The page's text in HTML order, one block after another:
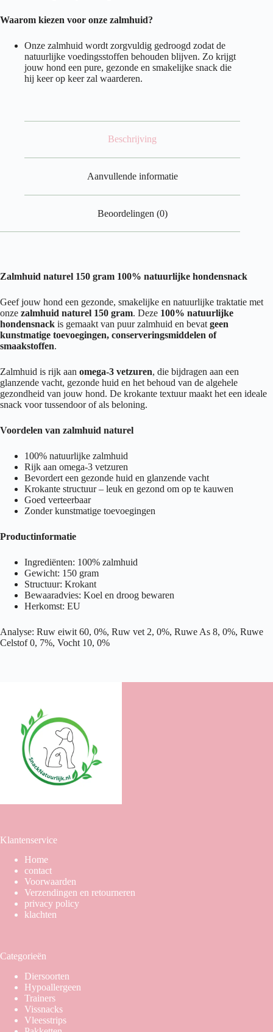
Waarom kiezen voor onze zalmhuid?
Onze zalmhuid wordt zorgvuldig gedroogd zodat de
natuurlijke voedingsstoffen behouden blijven. Zo krijgt
jouw hond een pure, gezonde en smakelijke snack die
hij keer op keer zal waarderen.
Beschrijving
Aanvullende informatie
Beoordelingen (0)
Zalmhuid naturel 150 gram 100% natuurlijke hondensnack
Geef jouw hond een gezonde, smakelijke en natuurlijke traktatie met
onze zalmhuid naturel 150 gram. Deze 100% natuurlijke
hondensnack is gemaakt van puur zalmhuid en bevatgeen
kunstmatige toevoegingen, conserveringsmiddelen of
smaakstoffen.
Zalmhuid is rijk aan omega-3 vetzuren, die bijdragen aan een
glanzende vacht, gezonde huid en het behoud van de algehele
gezondheid van jouw hond. De krokante textuur maakt het een ideale
snack voor tussendoor of als beloning.
Voordelen van zalmhuid naturel
100% natuurlijke zalmhuid
Rijk aan omega-3 vetzuren
Bevordert een gezonde huid en glanzende vacht
Krokante structuur – leuk en gezond om op te kauwen
Goed verteerbaar
Zonder kunstmatige toevoegingen
Productinformatie
Ingrediënten: 100% zalmhuid
Gewicht: 150 gram
Structuur: Krokant
Bewaaradvies: Koel en droog bewaren
Herkomst: EU
Analyse: Ruw eiwit 60, 0%, Ruw vet 2, 0%, Ruwe As 8, 0%, Ruwe
Celstof 0, 7%, Vocht 10, 0%
Klantenservice
Home
contact
Voorwaarden
Verzendingen en retourneren
privacy policy
klachten
Categorieën
Diersoorten
Hypoallergeen
Trainers
Vissnacks
Vleesstrips